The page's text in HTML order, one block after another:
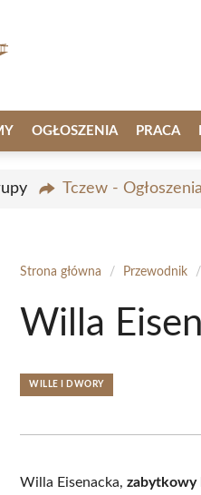
OGŁOSZENIA PRACA
Tczew -
Strona główna / Przewodnik /
Willa
WILLE I DWORY
Willa Eisenacka,zabytkowy